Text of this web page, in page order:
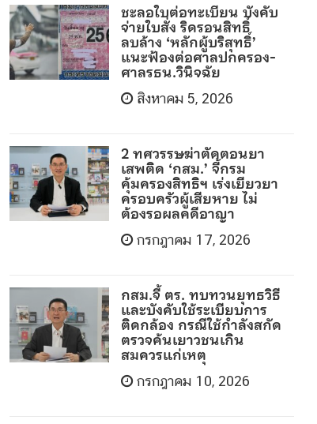
ชะลอใบต่อทะเบียน บังคับ
จ่ายใบสั่ง ริดรอนสิทธิ์
ลบล้าง ‘หลักผู้บริสุทธิ์’
แนะฟ้องต่อศาลปกครอง-
ศาลรธน.วินิจฉัย
สิงหาคม 5, 2026
2 ทศวรรษฆ่าตัดตอนยา
เสพติด ‘กสม.’ จี้กรม
คุ้มครองสิทธิฯ เร่งเยียวยา
ครอบครัวผู้เสียหาย ไม่
ต้องรอผลคดีอาญา
กรกฎาคม 17, 2026
กสม.จี้ ตร. ทบทวนยุทธวิธี
และบังคับใช้ระเบียบการ
ติดกล้อง กรณีใช้กำลังสกัด
ตรวจค้นเยาวชนเกิน
สมควรแก่เหตุ
กรกฎาคม 10, 2026